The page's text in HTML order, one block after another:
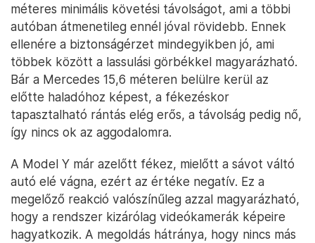
méteres minimális követési távolságot, ami a többi
autóban átmenetileg ennél jóval rövidebb. Ennek
ellenére a biztonságérzet mindegyikben jó, ami
többek között a lassulási görbékkel magyarázható.
Bár a Mercedes 15,6 méteren belülre kerül az
előtte haladóhoz képest, a fékezéskor
tapasztalható rántás elég erős, a távolság pedig nő,
így nincs ok az aggodalomra.
A Model Y már azelőtt fékez, mielőtt a sávot váltó
autó elé vágna, ezért az értéke negatív. Ez a
megelőző reakció valószínűleg azzal magyarázható,
hogy a rendszer kizárólag videókamerák képeire
hagyatkozik. A megoldás hátránya, hogy nincs más